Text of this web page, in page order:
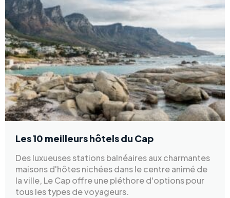
Les 10 meilleurs hôtels du Cap
Des luxueuses stations balnéaires aux charmantes
maisons d'hôtes nichées dans le centre animé de
la ville, Le Cap offre une pléthore d'options pour
tous les types de voyageurs.